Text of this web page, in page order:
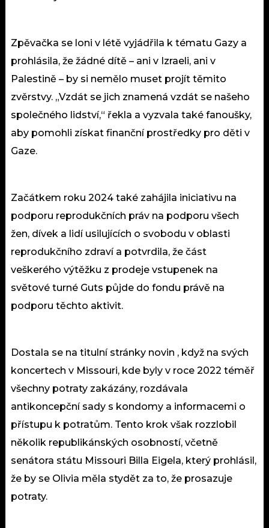
Zpěvačka se loni v létě vyjádřila k tématu Gazy a
prohlásila, že žádné dítě – ani v Izraeli, ani v
Palestině – by si nemělo muset projít těmito
zvěrstvy. „Vzdát se jich znamená vzdát se našeho
společného lidství,“ řekla a vyzvala také fanoušky,
aby pomohli získat finanční prostředky pro děti v
Gaze.
Začátkem roku 2024 také zahájila iniciativu na
podporu reprodukčních práv na podporu všech
žen, dívek a lidí usilujících o svobodu v oblasti
reprodukčního zdraví a potvrdila, že část
veškerého výtěžku z prodeje vstupenek na
světové turné Guts půjde do fondu právě na
podporu těchto aktivit.
Dostala se na titulní stránky novin , když na svých
koncertech v Missouri, kde byly v roce 2022 téměř
všechny potraty zakázány, rozdávala
antikoncepční sady s kondomy a informacemi o
přístupu k potratům. Tento krok však rozzlobil
několik republikánských osobností, včetně
senátora státu Missouri Billa Eigela, který prohlásil,
že by se Olivia měla stydět za to, že prosazuje
potraty.